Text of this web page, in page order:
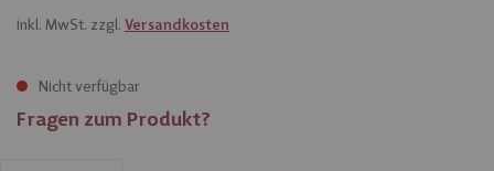
inkl. MwSt. zzgl. Versandkosten
Nicht verfügbar
Fragen zum Produkt?